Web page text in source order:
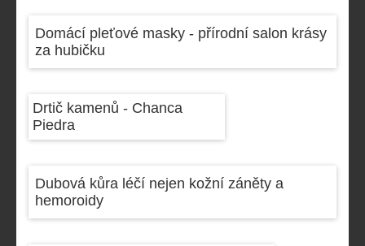
Domácí pleťové masky - přírodní salon krásy
za hubičku
Drtič kamenů - Chanca
Piedra
Dubová kůra léčí nejen kožní záněty a
hemoroidy